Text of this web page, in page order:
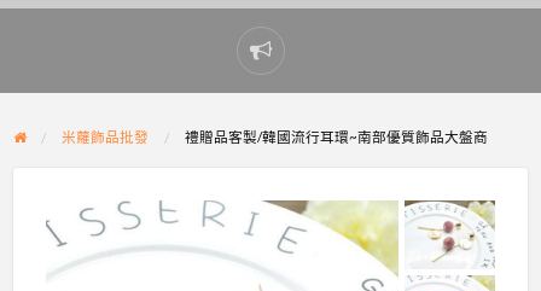
Report
problem
米蘿飾品批發 禮贈品客製/韓國流行耳環~南部優質飾品大盤商